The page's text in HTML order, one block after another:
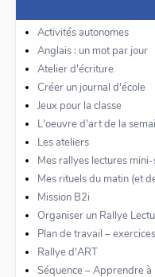
Activités autonomes
Anglais : un mot par jour
Atelier d'écriture
Créer un journal d'école
Jeux pour la classe
L'oeuvre d'art de la
Les ateliers
Mes rallyes lectures
Mes rituels du matin (et
Mission B2i
Organiser un Rallye
Plan de travail – exercices
Rallye d'ART
Séquence – Apprendre